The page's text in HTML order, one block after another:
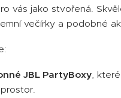
vás jako stvořená.
večírky a podobné
JBL PartyBoxy,